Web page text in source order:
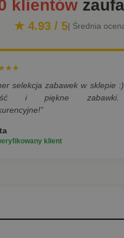
klientów
★ 4.93 / 5| Średnia
selekcja zabawek w sklepie
i piękne
klient